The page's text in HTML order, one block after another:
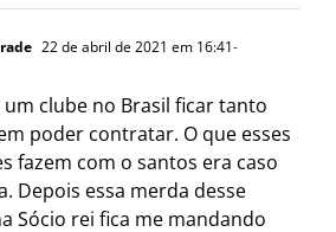
22 de abril de 2021 em 16:41-
um clube no Brasil ficar tanto
poder contratar. O que esses
fazem com o santos era caso
Depois essa merda desse
Sócio rei fica me mandando